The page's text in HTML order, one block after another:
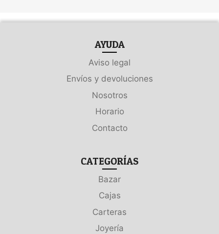
AYUDA
Aviso legal
Envíos y devoluciones
Nosotros
Horario
Contacto
CATEGORÍAS
Bazar
Cajas
Carteras
Joyería